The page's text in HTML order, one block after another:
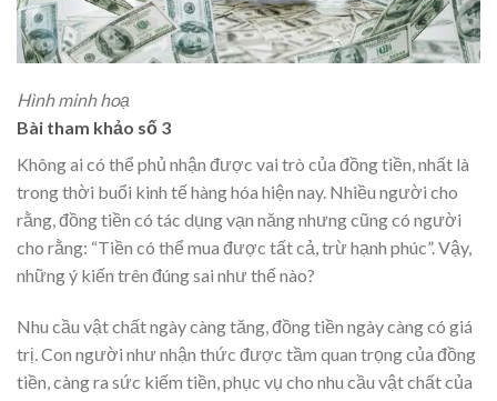
Hình minh hoạ
Bài tham khảo số 3
Không ai có thể phủ nhận được vai trò của đồng tiền, nhất là
trong thời buổi kinh tế hàng hóa hiện nay. Nhiều người cho
rằng, đồng tiền có tác dụng vạn năng nhưng cũng có người
cho rằng: “Tiền có thể mua được tất cả, trừ hạnh phúc”. Vậy,
những ý kiến trên đúng sai như thế nào?
Nhu cầu vật chất ngày càng tăng, đồng tiền ngày càng có giá
trị. Con người như nhận thức được tầm quan trọng của đồng
tiền, càng ra sức kiếm tiền, phục vụ cho nhu cầu vật chất của